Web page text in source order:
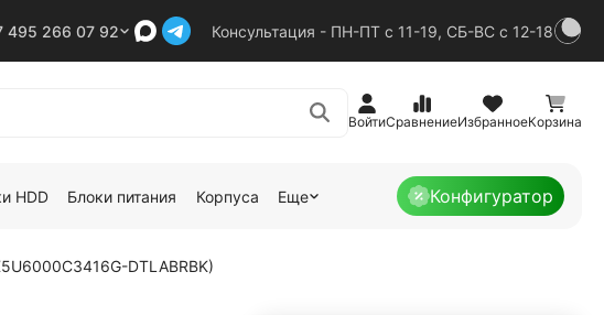
495 266 07 92 Консультация - ПН-ПТ с 11-19, СБ-ВС с 12-18
ВойтиСравнениеИзбранноеКорзина
HDD Блоки питания Корпуса Еще Конфигуратор
DTLABRBK)